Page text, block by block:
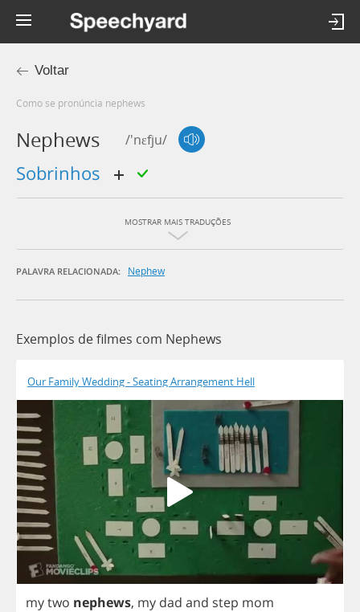
Voltar
Como se pronúncia nephews
Nephews /'nɛfju/
sobrinhos
MOSTRAR MAIS TRADUÇÕES
PALAVRA RELACIONADA: Nephew
Exemplos de filmes com Nephews
Our Family Wedding - Seating Arrangement Hell
mytwo nephews, my dad and step mom